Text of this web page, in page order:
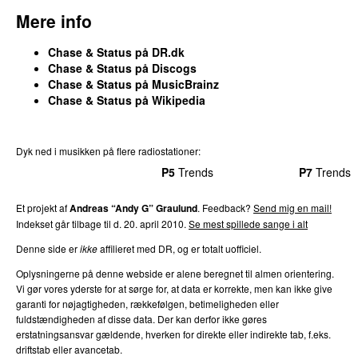
Mere info
Chase & Status på DR.dk
Chase & Status på Discogs
Chase & Status på MusicBrainz
Chase & Status på Wikipedia
Dyk ned i musikken på flere radiostationer:
P5 Trends P7 Trends
Et projekt afAndreas “Andy G” Graulund. Feedback? Send mig en mail!
Indekset går tilbage til d. 20. april 2010. Se mest spillede sange i alt
Denne side erikkeaffilieret med DR, og er totalt uofficiel.
Oplysningerne på denne webside er alene beregnet til almen orientering.
Vi gør vores yderste for at sørge for, at data er korrekte, men kan ikke give
garanti for nøjagtigheden, rækkefølgen, betimeligheden eller
fuldstændigheden af disse data. Der kan derfor ikke gøres
erstatningsansvar gældende, hverken for direkte eller indirekte tab, f.eks.
driftstab eller avancetab.